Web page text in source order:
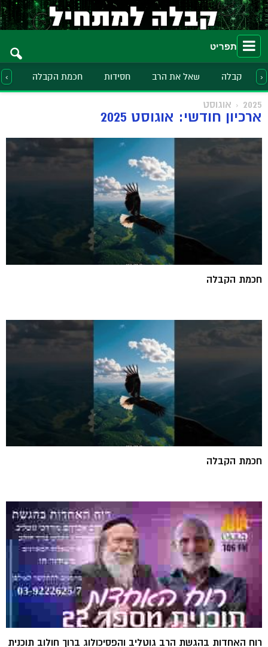
תפריט
קבלה שאל את הרב חסידות חכמת הקבלה ›
‹
2025 אוגוסט
ארכיון חודשי: אוגוסט 2025
חכמת הקבלה
חכמת הקבלה
רוח האחדות בהגשת הרב גוטליב והפסיכולוג ברוך חולוב תוכנית